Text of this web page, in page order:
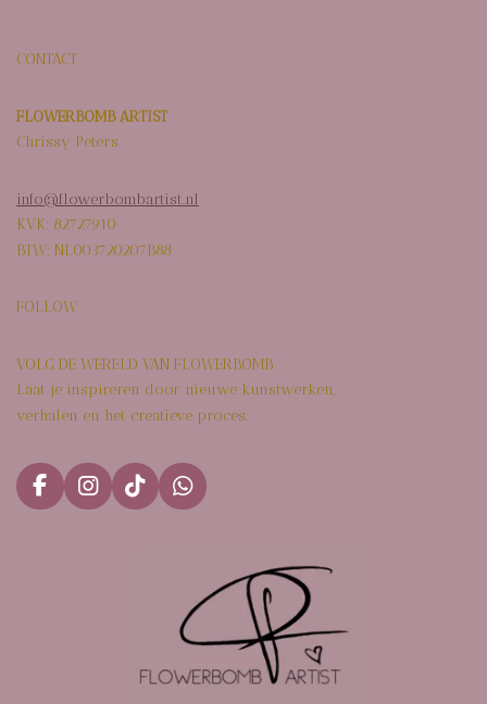
CONTACT
FLOWERBOMB ARTIST
Chrissy Peters
info@flowerbombartist.nl
KVK: 82727910
BTW: NL003720207B88
FOLLOW
VOLG DE WERELD VAN FLOWERBOMB
Laat je inspireren door nieuwe kunstwerken,
verhalen en het creatieve proces.
F
a
I
n
T
i
W
h
A
p
p